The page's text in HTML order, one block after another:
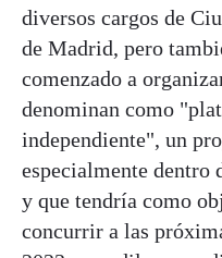
diversos cargos de
de Madrid, pero
comenzado a
denominan como
independiente", un
especialmente
y que tendría como
concurrir a las